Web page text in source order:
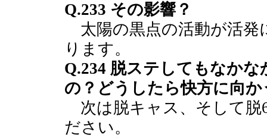
Q.233 その影響？
太陽の黒点の活動が活発
ります。
Q.234 脱ステしてもなか
の？どうしたら快方に向
次は脱キャス、そして脱
ださい。